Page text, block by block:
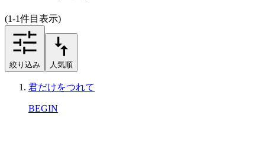
(1-1件目表示)
絞り込み 人気順
君だけをつれて
BEGIN